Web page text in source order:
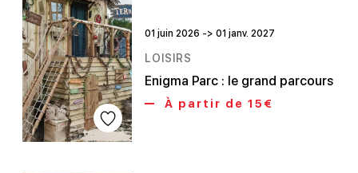
01 juin 2026 -> 01 janv. 2027
LOISIRS
Enigma Parc : le grand parcours
À partir de 15€